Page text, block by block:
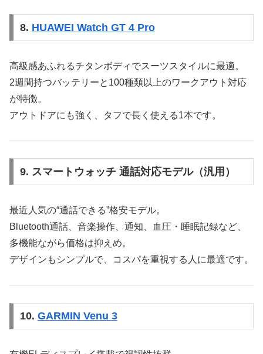
8. HUAWEI Watch GT 4 Pro
高級感あふれるチタンボディでスーツスタイルに最適。
2週間持つバッテリーと100種類以上のワークアウト対応
が特徴。
アウトドアにも強く、タフで長く使える1本です。
9. スマートウォッチ 通話対応モデル（汎用）
最近人気の“通話できる”格安モデル。
Bluetooth通話、音楽操作、通知、血圧・睡眠記録など、
多機能ながら価格は抑えめ。
デザインもシンプルで、コスパを重視する人に最適です。
10. GARMIN Venu 3